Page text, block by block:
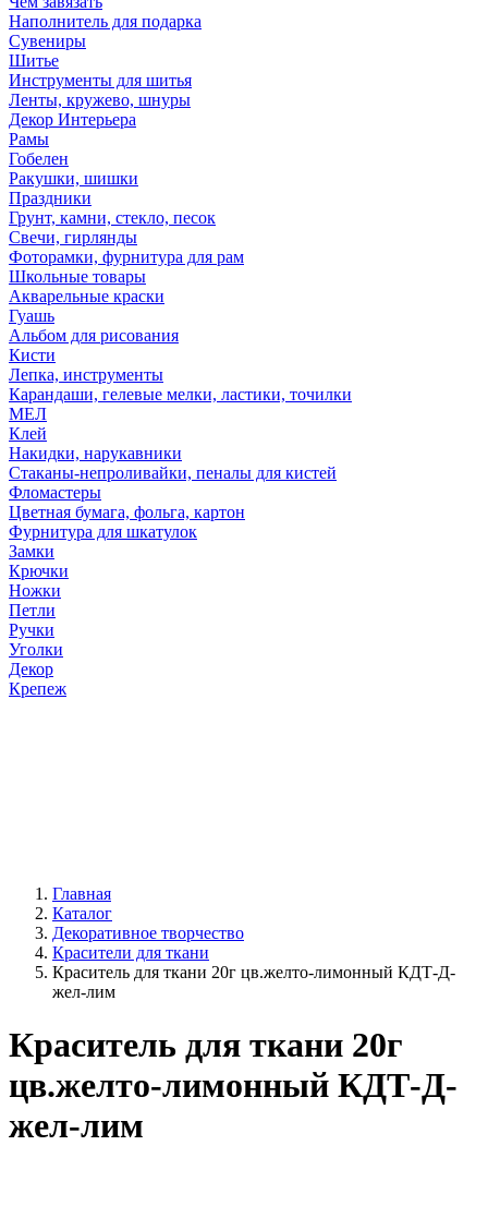
Наполнитель для подарка
Сувениры
Шитье
Инструменты для шитья
Ленты, кружево, шнуры
Декор Интерьера
Рамы
Гобелен
Ракушки, шишки
Праздники
Грунт, камни, стекло, песок
Свечи, гирлянды
Фоторамки, фурнитура для рам
Школьные товары
Акварельные краски
Гуашь
Альбом для рисования
Кисти
Лепка, инструменты
Карандаши, гелевые мелки, ластики, точилки
МЕЛ
Клей
Накидки, нарукавники
Стаканы-непроливайки, пеналы для кистей
Фломастеры
Цветная бумага, фольга, картон
Фурнитура для шкатулок
Замки
Крючки
Ножки
Петли
Ручки
Уголки
Декор
Крепеж
Главная
Каталог
Декоративное творчество
Красители для ткани
Краситель для ткани 20г цв.желто-лимонный КДТ-Д-
жел-лим
Краситель для ткани 20г
цв.желто-лимонный КДТ-Д-
жел-лим